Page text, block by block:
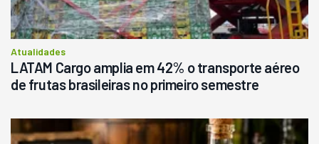
Atualidades
LATAM Cargo amplia em 42% o transporte aéreo
de frutas brasileiras no primeiro semestre